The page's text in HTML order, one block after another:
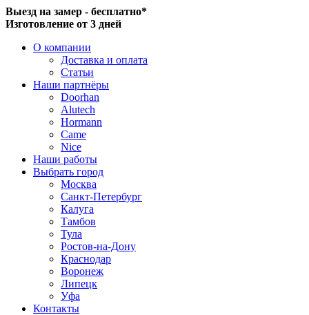
Выезд на замер - бесплатно*
Изготовление от 3 дней
О компании
Доставка и оплата
Статьи
Наши партнёры
Doorhan
Alutech
Hormann
Came
Nice
Наши работы
Выбрать город
Москва
Санкт-Петербург
Калуга
Тамбов
Тула
Ростов-на-Дону
Краснодар
Воронеж
Липецк
Уфа
Контакты